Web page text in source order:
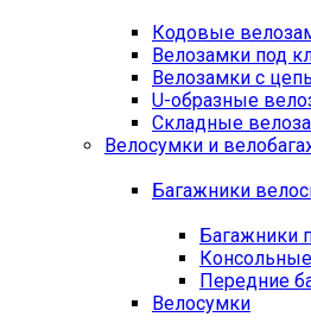
Кодовые
Велозамки под
Велозамки с
U-образные
Складные
Велосумки и
Багажники
Багажники
Передние
Велосумки